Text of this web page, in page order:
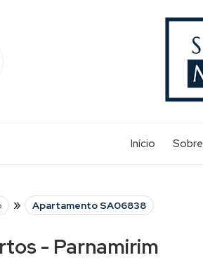
Início Sobre
» Apartamento SA06838
- Parnamirim